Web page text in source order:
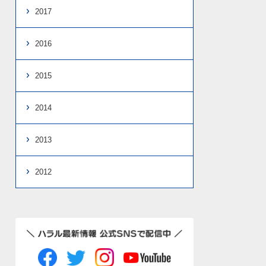
2017
2016
2015
2014
2013
2012